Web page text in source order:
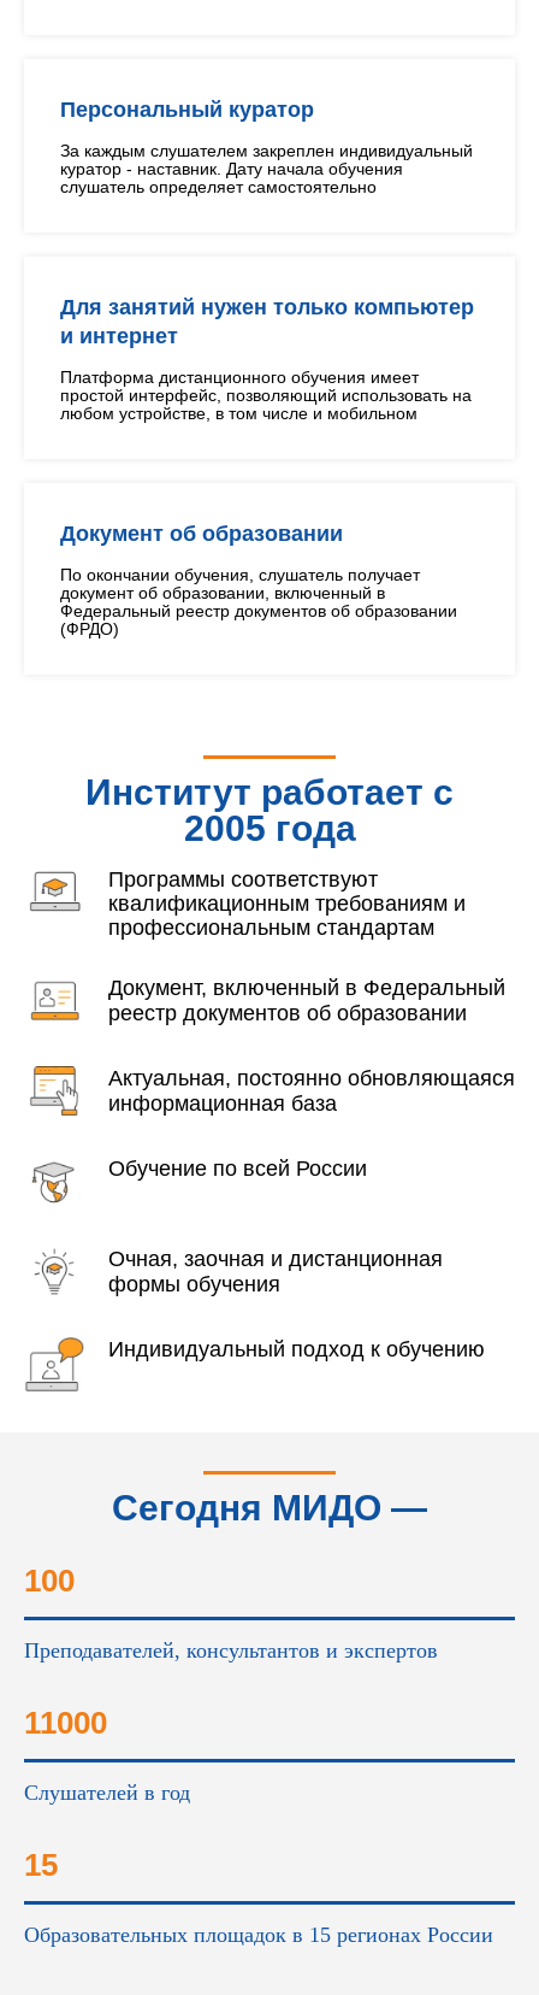
Персональный куратор
За каждым слушателем закреплен индивидуальный
куратор - наставник. Дату начала обучения
слушатель определяет самостоятельно
Для занятий нужен только компьютер
и интернет
Платформа дистанционного обучения имеет
простой интерфейс, позволяющий использовать на
любом устройстве, в том числе и мобильном
Документ об образовании
По окончании обучения, слушатель получает
документ об образовании, включенный в
Федеральный реестр документов об образовании
(ФРДО)
Институт работает с
2005 года
Программы соответствуют
квалификационным требованиям и
профессиональным стандартам
Документ, включенный в Федеральный
реестр документов об образовании
Актуальная, постоянно обновляющаяся
информационная база
Обучение по всей России
Очная, заочная и дистанционная
формы обучения
Индивидуальный подход к обучению
Сегодня МИДО —
100
Преподавателей, консультантов и экспертов
11000
Слушателей в год
15
Образовательных площадок в 15 регионах России